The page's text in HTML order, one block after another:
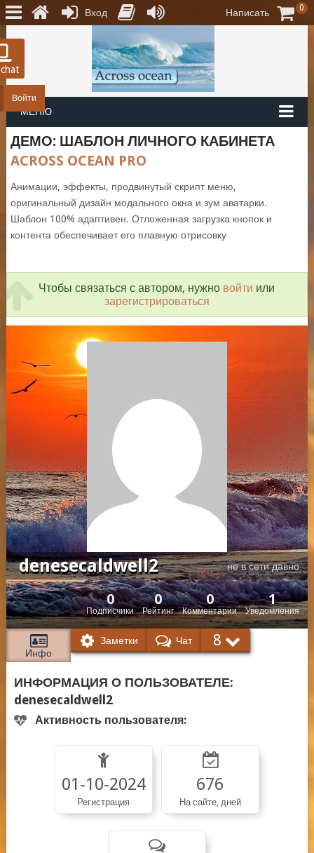
Войти
МЕНЮ
ДЕМО: ШАБЛОН ЛИЧНОГО КАБИНЕТА
ACROSS OCEAN PRO
Анимации, эффекты, продвинутый скрипт меню,
оригинальный дизайн модального окна и зум аватарки.
Шаблон 100% адаптивен. Отложенная загрузка кнопок и
контента обеспечивает его плавную отрисовку
Чтобы связаться с автором, нужно войти или
зарегистрироваться
denesecaldwell2 не в сети давно
Подписчики
0
Рейтинг
0
Комментарии
0
Уведомления
1
Инфо
Заметки Чат 8
ИНФОРМАЦИЯ О ПОЛЬЗОВАТЕЛЕ:
denesecaldwell2
Активность пользователя:
01-10-2024
Регистрация
676
На сайте, дней
Вход Написать 0